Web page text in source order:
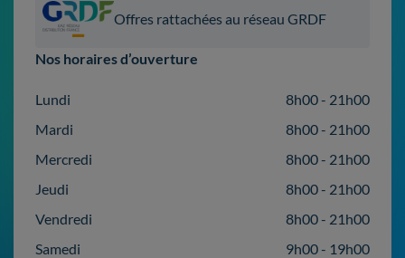
Offres rattachées au réseau GRDF
Nos horaires d’ouverture
Lundi
8h00 - 21h00
Mardi
8h00 - 21h00
Mercredi
8h00 - 21h00
Jeudi
8h00 - 21h00
Vendredi
8h00 - 21h00
Samedi
9h00 - 19h00